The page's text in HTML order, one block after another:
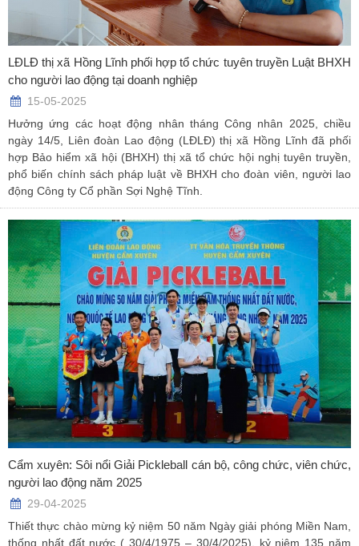
LĐLĐ thị xã Hồng Lĩnh phối hợp tổ chức tuyên truyền Luật BHXH
cho người lao động tại doanh nghiệp
15-05-2025
Hưởng ứng các hoạt động nhân tháng Công nhân 2025, chiều
ngày 14/5, Liên đoàn Lao động (LĐLĐ) thị xã Hồng Lĩnh đã phối
hợp Bảo hiểm xã hội (BHXH) thị xã tổ chức hội nghị tuyên truyền,
phổ biến chính sách pháp luật về BHXH cho đoàn viên, người lao
động Công ty Cổ phần Sợi Nghệ Tĩnh.
Cẩm xuyên: Sôi nổi Giải Pickleball cán bộ, công chức, viên chức,
người lao động năm 2025
29-04-2025
Thiết thực chào mừng kỷ niệm 50 năm Ngày giải phóng Miền Nam,
thống nhất đất nước ( 30/4/1975 – 30/4/2025), kỷ niệm 135 năm